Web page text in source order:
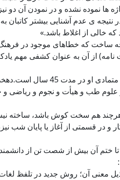
ها نموده نشده و در نمودن آن دو
ی عدم آشنایی بیشتر کاتبان
خالی از اغلاط باشد.»
ساخت که خطاهای موجود در
لغت نامه) از آن به عنوان کشفی
به تصریح زنده یاد محمد معین [ معاون و
طب و هیأت و نجوم و ریاضی و
هم سخت کوش باشد، ساخته
و در قسمتی از آغاز یا پایان شب
ختم آن بیش از شصت تن از
معنی آن؛ روش جدید در تلفظ